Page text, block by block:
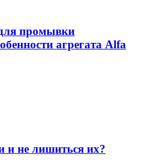
промывки
агрегата Alfa
и не лишиться их?